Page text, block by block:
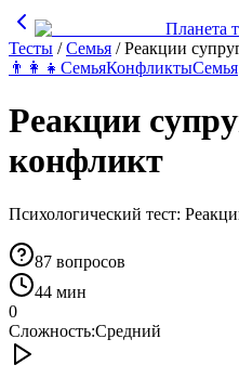
Планета
Тесты /Семья /Реакции
👨‍👩‍👧 СемьяКонфликтыСемья
Реакции
конфликт
Психологический тест:
87 вопросов
44 мин
0
Сложность:Средний